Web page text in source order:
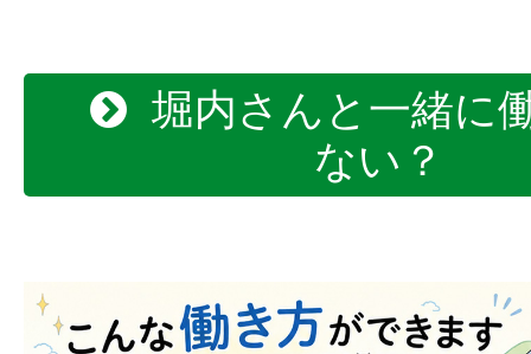
5連休
コミュニケーション
堀内さんと一緒に
ない？